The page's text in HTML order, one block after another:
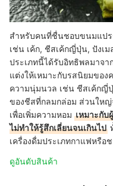
สำหรับคนที่ชื่นชอบขนมแปร
เช่น เค้ก, ชีสเค้กญี่ปุ่น, ปัง
ประเภทนี้ได้รับอิทธิพลมาจ
แต่งให้เหมาะกับรสนิยมขอ
ความนุ่มนวล เช่น ชีสเค้กญี่
ของชีสที่กลมกล่อม ส่วนใหญ่
เพื่อเพิ่มความหอม เหมาะกั
ไม่ทำให้รู้สึกเลี่ยนจนเกินไป
เครื่องดื่มประเภทกาแฟหรือ
ดูอันดับสินค้า